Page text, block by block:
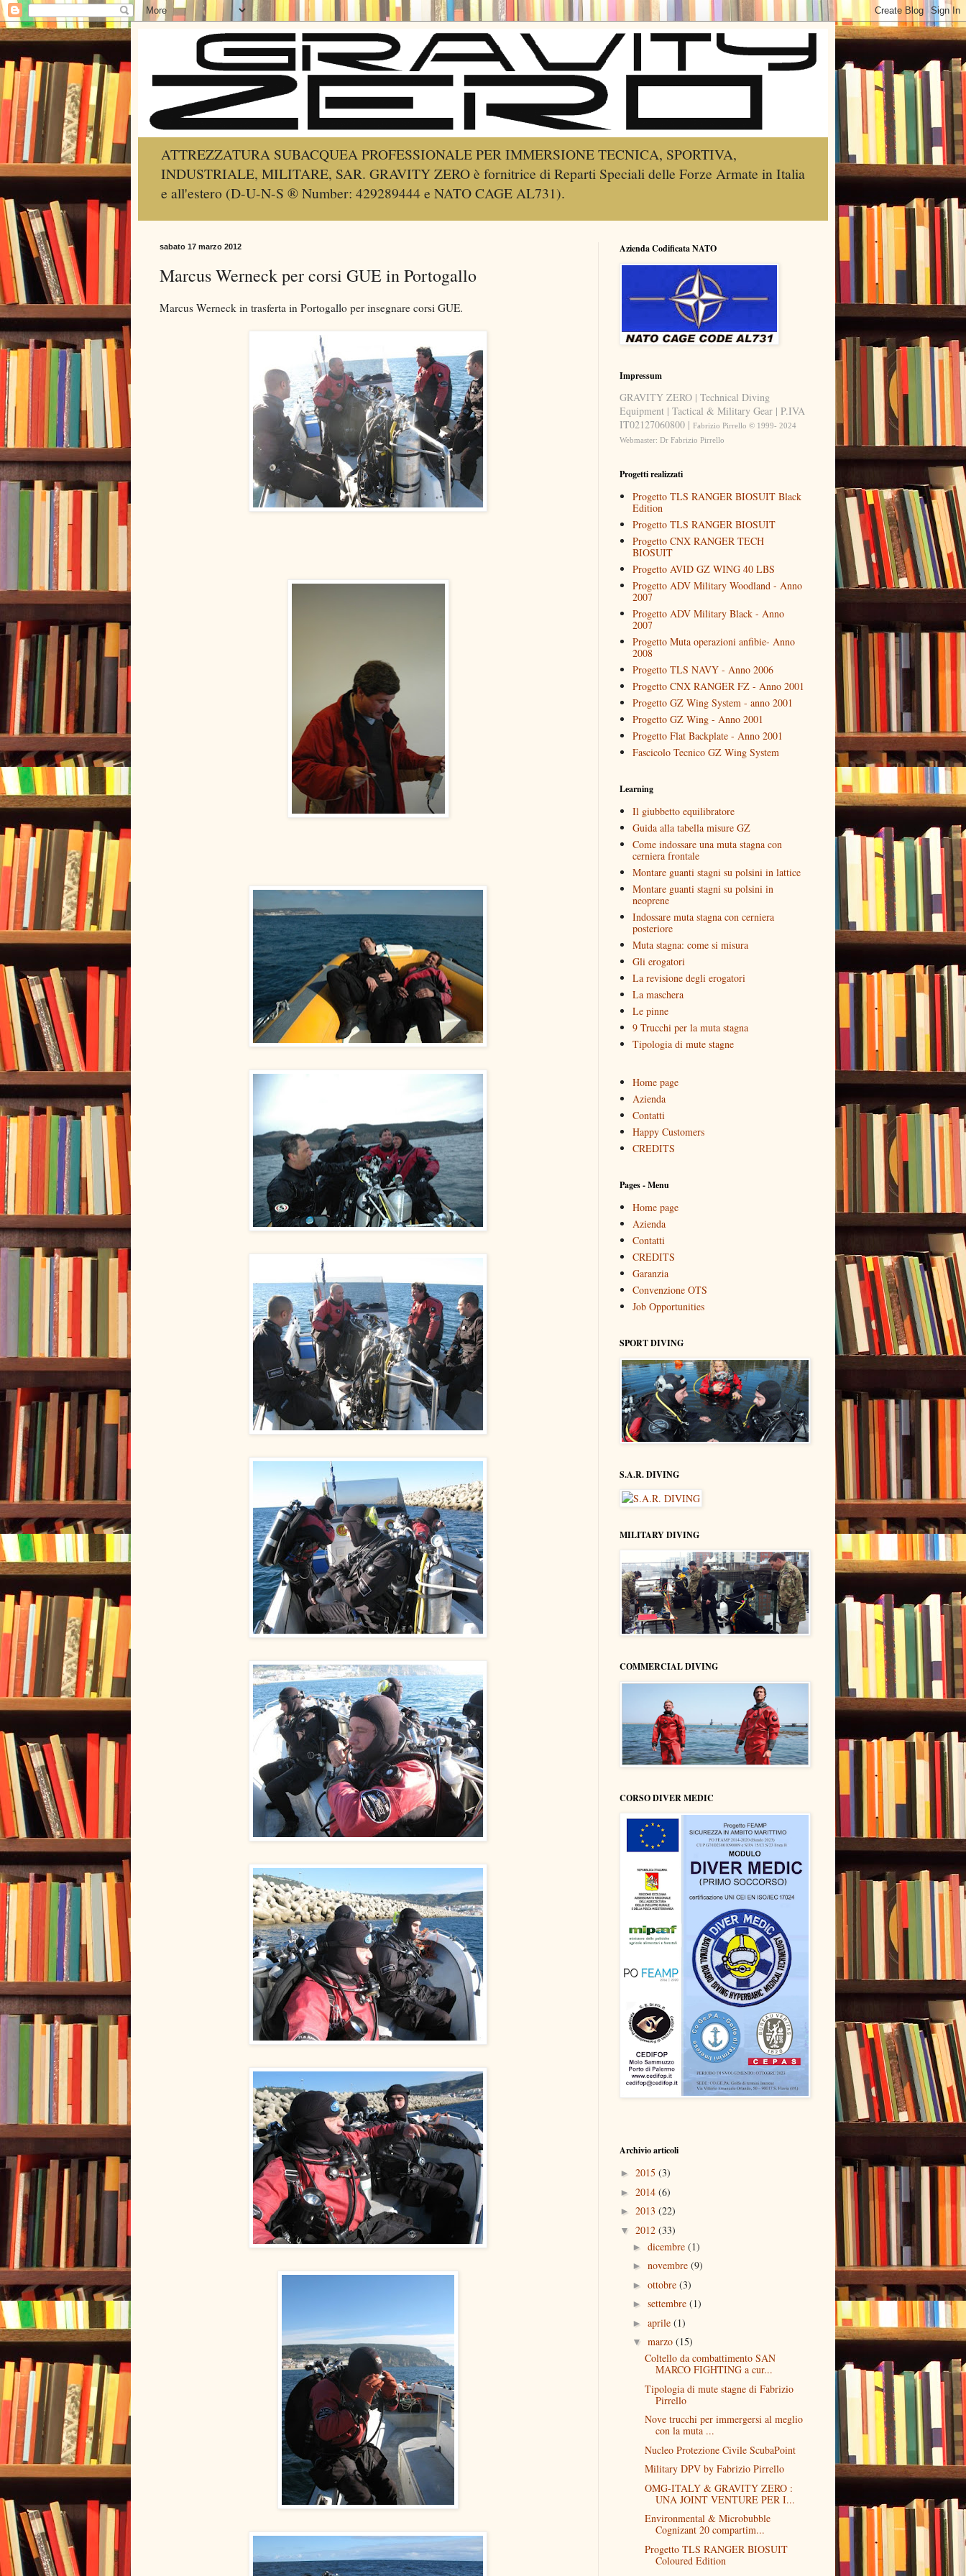
ATTREZZATURA SUBACQUEA PROFESSIONALE PER IMMERSIONE TECNICA, SPORTIVA,
INDUSTRIALE, MILITARE, SAR. GRAVITY ZERO è fornitrice di Reparti Speciali delle Forze Armate in Italia
e all'estero (D-U-N-S ® Number: 429289444 e NATO CAGE AL731).
sabato 17 marzo 2012
Marcus Werneck per corsi GUE in Portogallo
Marcus Werneck in trasferta in Portogallo per insegnare corsi GUE.
Azienda Codificata NATO
Impressum
GRAVITY ZERO | Technical Diving
Equipment | Tactical & Military Gear | P.IVA
IT02127060800 | Fabrizio Pirrello © 1999- 2024
Webmaster: Dr Fabrizio Pirrello
Progetti realizzati
Progetto TLS RANGER BIOSUIT Black
Edition
Progetto TLS RANGER BIOSUIT
Progetto CNX RANGER TECH
BIOSUIT
Progetto AVID GZ WING 40 LBS
Progetto ADV Military Woodland - Anno
2007
Progetto ADV Military Black - Anno
2007
Progetto Muta operazioni anfibie- Anno
2008
Progetto TLS NAVY - Anno 2006
Progetto CNX RANGER FZ - Anno 2001
Progetto GZ Wing System - anno 2001
Progetto GZ Wing - Anno 2001
Progetto Flat Backplate - Anno 2001
Fascicolo Tecnico GZ Wing System
Learning
Il giubbetto equilibratore
Guida alla tabella misure GZ
Come indossare una muta stagna con
cerniera frontale
Montare guanti stagni su polsini in lattice
Montare guanti stagni su polsini in
neoprene
Indossare muta stagna con cerniera
posteriore
Muta stagna: come si misura
Gli erogatori
La revisione degli erogatori
La maschera
Le pinne
9 Trucchi per la muta stagna
Tipologia di mute stagne
Home page
Azienda
Contatti
Happy Customers
CREDITS
Pages - Menu
Home page
Azienda
Contatti
CREDITS
Garanzia
Convenzione OTS
Job Opportunities
SPORT DIVING
S.A.R. DIVING
MILITARY DIVING
COMMERCIAL DIVING
CORSO DIVER MEDIC
Archivio articoli
► 2015 (3)
► 2014 (6)
► 2013 (22)
▼ 2012 (33)
► dicembre (1)
► novembre (9)
► ottobre (3)
► settembre (1)
► aprile (1)
▼ marzo (15)
Coltello da combattimento SAN
MARCO FIGHTING a cur...
Tipologia di mute stagne di Fabrizio
Pirrello
Nove trucchi per immergersi al meglio
con la muta ...
Nucleo Protezione Civile ScubaPoint
Military DPV by Fabrizio Pirrello
OMG-ITALY & GRAVITY ZERO :
UNA JOINT VENTURE PER I...
Environmental & Microbubble
Cognizant 20 compartim...
Progetto TLS RANGER BIOSUIT
Coloured Edition